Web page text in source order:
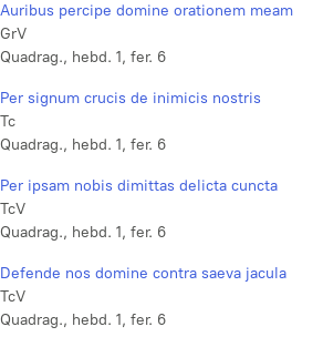
Auribus percipe domine orationem meam
GrV
Quadrag., hebd. 1, fer. 6
Per signum crucis de inimicis nostris
Tc
Quadrag., hebd. 1, fer. 6
Per ipsam nobis dimittas delicta cuncta
TcV
Quadrag., hebd. 1, fer. 6
Defende nos domine contra saeva jacula
TcV
Quadrag., hebd. 1, fer. 6